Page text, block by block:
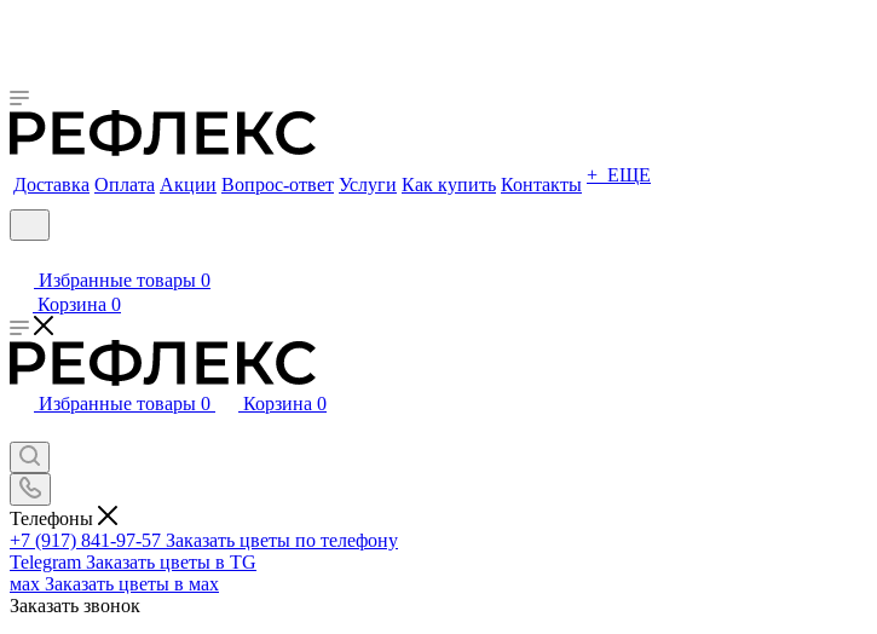
Доставка Оплата Акции Вопрос-ответ Услуги Как купить Контакты + ЕЩЕ
Избранные товары 0
Корзина 0
Избранные товары 0 Корзина 0
Телефоны
+7 (917) 841-97-57 Заказать цветы по телефону
Telegram Заказать цветы в TG
мах Заказать цветы в мах
Заказать звонок